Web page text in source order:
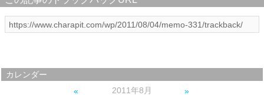
カレンダー
2011年8月